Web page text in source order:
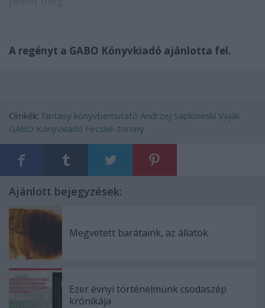
A regényt a GABO Könyvkiadó ajánlotta fel.
Címkék: fantasy könyvbemutató Andrzej Sapkowski Vaják
GABO Könyvkiadó Fecske-torony
Ajánlott bejegyzések:
Megvetett barátaink, az állatok
Ezer évnyi történelmünk csodaszép
krónikája